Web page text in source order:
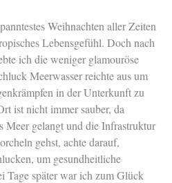
Weihnachten aller Zeiten
Lebensgefühl. Doch nach
ich die weniger glamouröse
Meerwasser reichte aus um
in der Unterkunft zu
ist nicht immer sauber, da
Meer gelangt und die Infrastruktur
gehst, achte darauf,
um gesundheitliche
Tage später war ich zum Glück